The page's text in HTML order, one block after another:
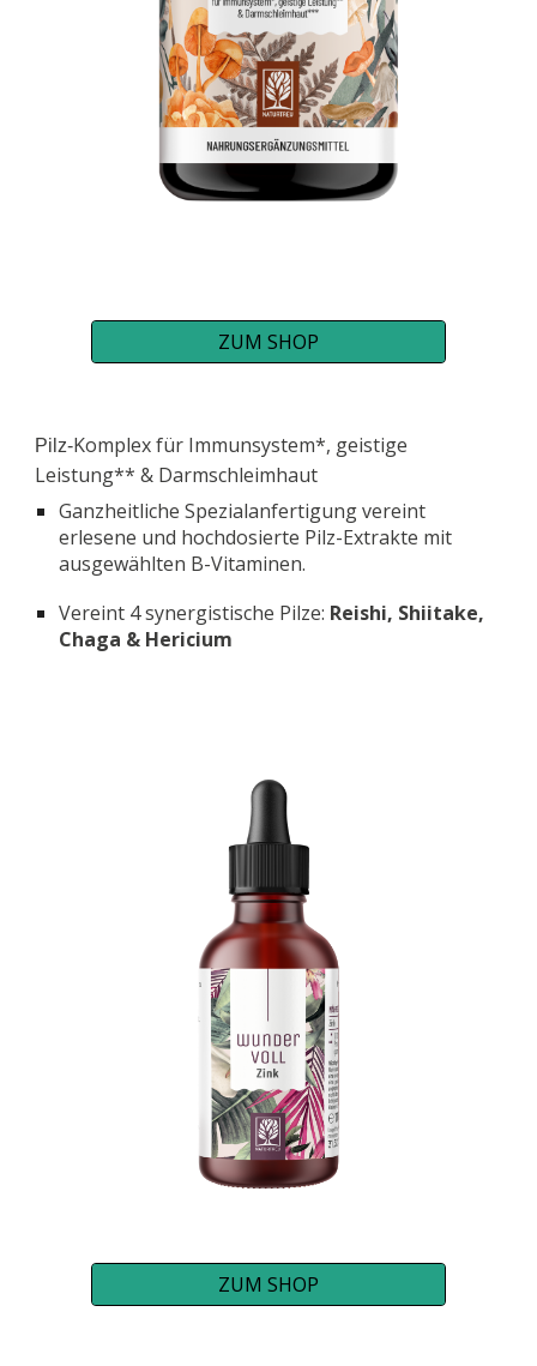
ZUM SHOP
Pilz-Komplex für Immunsystem*, geistige
Leistung** & Darmschleimhaut
Ganzheitliche Spezialanfertigung vereint
erlesene und hochdosierte Pilz-Extrakte mit
ausgewählten B-Vitaminen.
Vereint 4 synergistische Pilze: Reishi, Shiitake,
Chaga & Hericium
ZUM SHOP